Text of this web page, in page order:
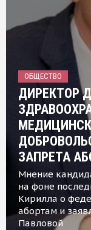
ОБЩЕСТВО
ДИРЕКТОР
ЗАПРЕТА
Мнение
на фоне
Кирилла о
абортам и
Павловой